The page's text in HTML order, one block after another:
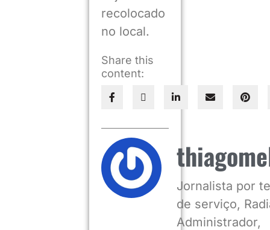
recolocado
no local.
Share this
content:
Jornalista por
de serviço,
Administrador,